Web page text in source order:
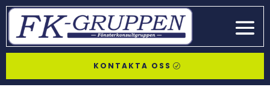
KONTAKTA OSS